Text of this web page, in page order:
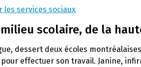
les services sociaux
scolaire, de la
dessert deux écoles
effectuer son travail. Janine,